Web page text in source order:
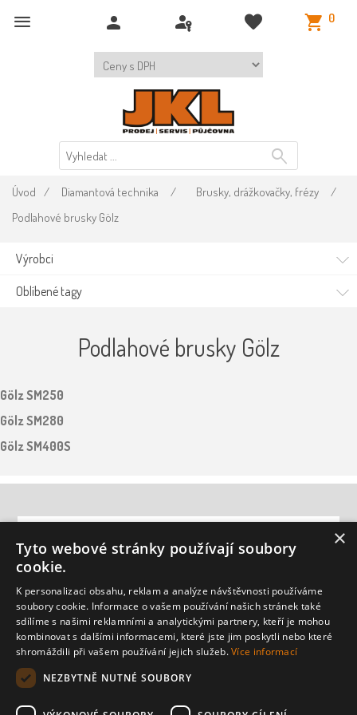
0
Úvod / Diamantová technika / Brusky, drážkovačky, frézy
/
Podlahové brusky Gölz
Výrobci
Oblíbené tagy
Podlahové brusky Gölz
Gölz SM250
Gölz SM280
Gölz SM400S
ZÁKAZNICKÁ PODPORA
MŮJ ÚČET
NEWSLETTER
×
Tyto webové stránky používají soubory
cookie.
K personalizaci obsahu, reklam a analýze návštěvnosti používáme
soubory cookie. Informace o vašem používání našich stránek také
sdílíme s našimi reklamními a analytickými partnery, kteří je mohou
kombinovat s dalšími informacemi, které jste jim poskytli nebo které
shromáždili při vašem používání jejich služeb.Více informací
NEZBYTNĚ NUTNÉ SOUBORY